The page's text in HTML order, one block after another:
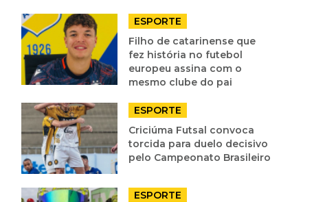
ESPORTE
Filho de catarinense que
fez história no futebol
europeu assina com o
mesmo clube do pai
ESPORTE
Criciúma Futsal convoca
torcida para duelo decisivo
pelo Campeonato Brasileiro
ESPORTE